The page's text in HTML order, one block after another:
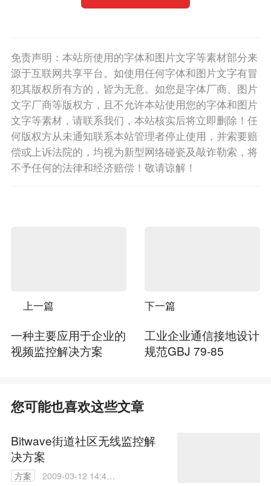
免责声明：本站所使用的字体和图片文字等素材部分来
源于互联网共享平台。如使用任何字体和图片文字有冒
犯其版权所有方的，皆为无意。如您是字体厂商、图片
文字厂商等版权方，且不允许本站使用您的字体和图片
文字等素材，请联系我们，本站核实后将立即删除！任
何版权方从未通知联系本站管理者停止使用，并索要赔
偿或上诉法院的，均视为新型网络碰瓷及敲诈勒索，将
不予任何的法律和经济赔偿！敬请谅解！
上一篇
一种主要应用于企业的
视频监控解决方案
下一篇
工业企业通信接地设计
规范GBJ 79-85
您可能也喜欢这些文章
Bitwave街道社区无线监控解
决方案
方案
2009-03-12 14:42: